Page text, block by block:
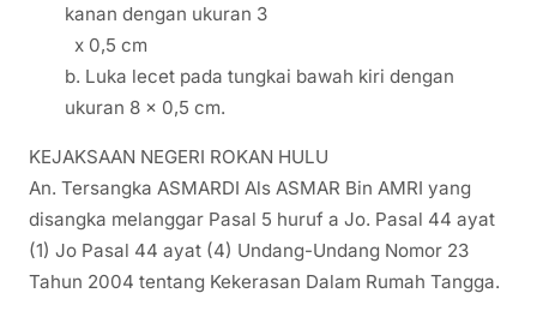
kanan dengan ukuran 3
x 0,5 cm
b. Luka lecet pada tungkai bawah kiri dengan
ukuran 8 x 0,5 cm.
KEJAKSAAN NEGERI ROKAN HULU
An. Tersangka ASMARDI Als ASMAR Bin AMRI yang
disangka melanggar Pasal 5 huruf a Jo. Pasal 44 ayat
(1) Jo Pasal 44 ayat (4) Undang-Undang Nomor 23
Tahun 2004 tentang Kekerasan Dalam Rumah Tangga.